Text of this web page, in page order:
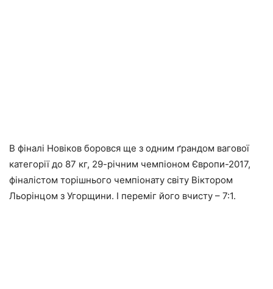
В фіналі Новіков боровся ще з одним ґрандом вагової
категорії до 87 кг, 29-річним чемпіоном Європи-2017,
фіналістом торішнього чемпіонату світу Віктором
Льорінцом з Угорщини. І переміг його вчисту – 7:1.